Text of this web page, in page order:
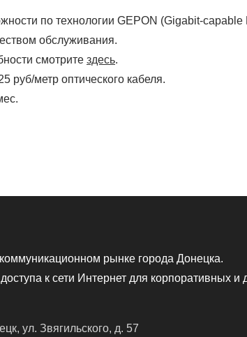
по технологии GEPON (Gigabit-
обслуживания.
смотрите здесь.
руб/метр оптического кабеля.
рынке города Донецка.
к сети Интернет для корпоративных и
ул. Звягильского, д. 57